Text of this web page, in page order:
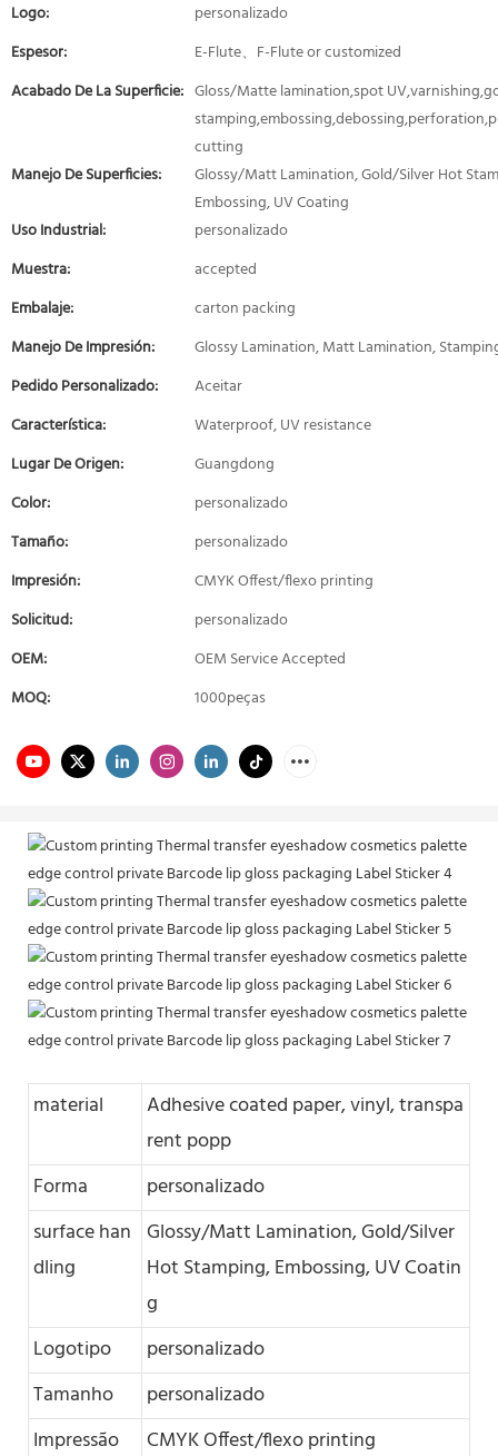
Logo:
personalizado
Espesor:
E-Flute、F-Flute or customized
Acabado De La Superficie: Gloss/Matte lamination,spot
cutting
Manejo De Superficies:
Glossy/Matt Lamination, Gold/Silver Hot
Embossing, UV Coating
Uso Industrial:
personalizado
Muestra:
accepted
Embalaje:
carton packing
Manejo De Impresión:
Glossy Lamination, Matt Lamination,
Pedido Personalizado:
Aceitar
Característica:
Waterproof, UV resistance
Lugar De Origen:
Guangdong
Color:
personalizado
Tamaño:
personalizado
Impresión:
CMYK Offest/flexo printing
Solicitud:
personalizado
OEM:
OEM Service Accepted
MOQ:
1000peças
material
Adhesive coated paper, vinyl, transpa
rent popp
Forma
personalizado
surface han
dling
Glossy/Matt Lamination, Gold/Silver
Hot Stamping, Embossing, UV Coatin
g
Logotipo
personalizado
Tamanho
personalizado
Impressão
CMYK Offest/flexo printing